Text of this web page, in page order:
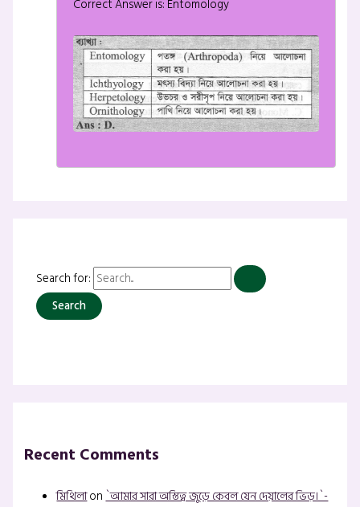
Correct Answer is: Entomology
Search for:
Recent Comments
মিথিলাon`আমার সারা অস্তিত্ব জুড়ে কেবল যেন দেয়ালের ভিড়।`-